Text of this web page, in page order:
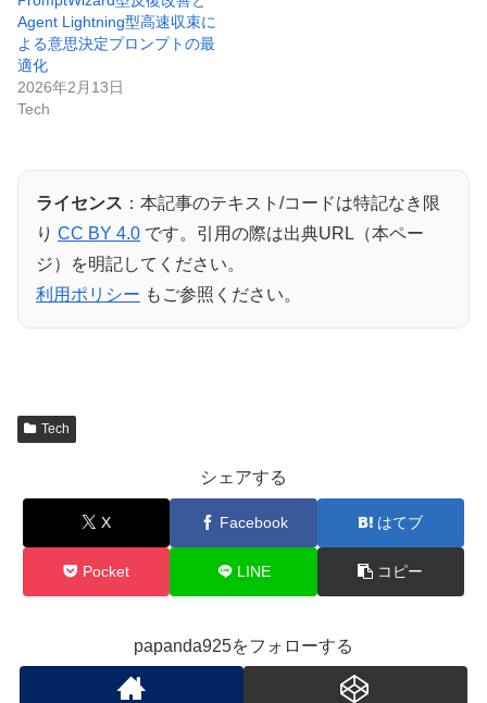
Agent Lightning型高速収束に
よる意思決定プロンプトの最
適化
2026年2月13日
Tech
ライセンス ：本記事のテキスト/コードは特記なき限
り CC BY 4.0 です。引用の際は出典URL（本ペー
ジ）を明記してください。
利用ポリシー もご参照ください。
Tech
シェアする
X Facebook はてブ
Pocket LINE コピー
papanda925をフォローする